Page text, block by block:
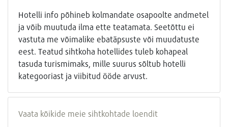
Hotelli info põhineb kolmandate osapoolte andmetel
ja võib muutuda ilma ette teatamata. Seetõttu ei
vastuta me võimalike ebatäpsuste või muudatuste
eest. Teatud sihtkoha hotellides tuleb kohapeal
tasuda turismimaks, mille suurus sõltub hotelli
kategooriast ja viibitud ööde arvust.
Vaata kõikide meie sihtkohtade loendit